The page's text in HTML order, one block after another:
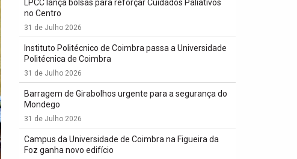
LPCC lança bolsas para reforçar Cuidados Paliativos
no Centro
31 de Julho 2026
Instituto Politécnico de Coimbra passa a Universidade
Politécnica de Coimbra
31 de Julho 2026
Barragem de Girabolhos urgente para a segurança do
Mondego
31 de Julho 2026
Campus da Universidade de Coimbra na Figueira da
Foz ganha novo edifício